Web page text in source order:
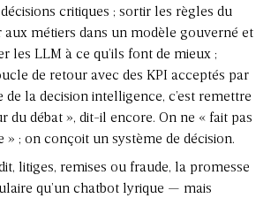
critiques ; sortir les règles du
métiers dans un modèle gouverné et
les LLM à ce qu’ils font de mieux ;
de retour avec des KPI acceptés par
de la decision intelligence, c’est remettre
du débat », dit-il encore. On ne « fait pas
; on conçoit un système de décision.
litiges, remises ou fraude, la promesse
qu’un chatbot lyrique — mais